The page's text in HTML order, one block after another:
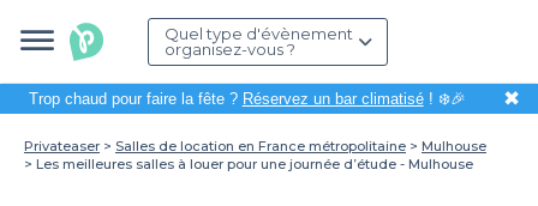
Quel type d'évènement
organisez-vous ?
Trop chaud pour faire la fête ? Réservez un bar climatisé! ❄️🎉 ✖
Privateaser Salles de location en France métropolitaine
Mulhouse
Les meilleures salles à louer pour une journée d’étude - Mulhouse